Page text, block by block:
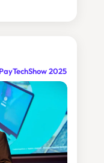
PayTechShow 2025